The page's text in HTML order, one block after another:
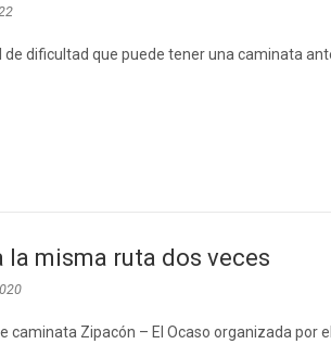
de dificultad que puede tener una caminata
la misma ruta dos veces
caminata Zipacón – El Ocaso organizada por